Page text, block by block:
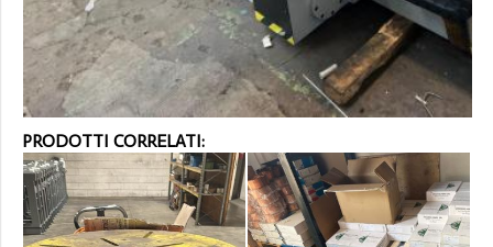
PRODOTTI CORRELATI: